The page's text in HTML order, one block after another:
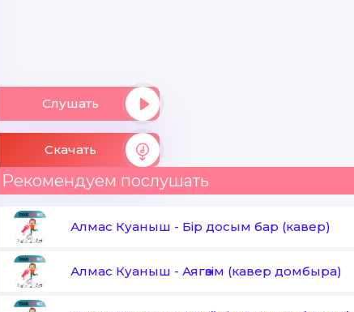
Слушать
Скачать
Рекомендуем послушать
Алмас Куаныш - Бір досым бар (кавер)
Алмас Куаныш - Аягөзім (кавер домбыра)